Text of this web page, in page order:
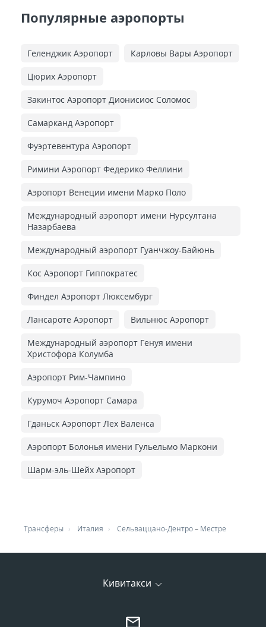
Популярные аэропорты
Геленджик Аэропорт Карловы Вары Аэропорт
Цюрих Аэропорт
Закинтос Аэропорт Дионисиос Соломос
Самарканд Аэропорт
Фуэртевентура Аэропорт
Римини Аэропорт Федерико Феллини
Аэропорт Венеции имени Марко Поло
Международный аэропорт имени Нурсултана
Назарбаева
Международный аэропорт Гуанчжоу-Байюнь
Кос Аэропорт Гиппократес
Финдел Аэропорт Люксембург
Лансароте Аэропорт Вильнюс Аэропорт
Международный аэропорт Генуя имени
Христофора Колумба
Аэропорт Рим-Чампино
Курумоч Аэропорт Самара
Гданьск Аэропорт Лех Валенса
Аэропорт Болонья имени Гульельмо Маркони
Шарм-эль-Шейх Аэропорт
Трансферы Италия Сельваццано-Дентро– Местре
Кивитакси